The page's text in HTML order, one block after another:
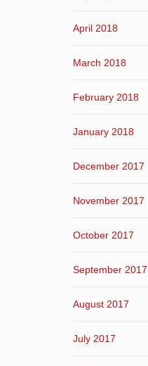
April 2018
March 2018
February 2018
January 2018
December 2017
November 2017
October 2017
September 2017
August 2017
July 2017